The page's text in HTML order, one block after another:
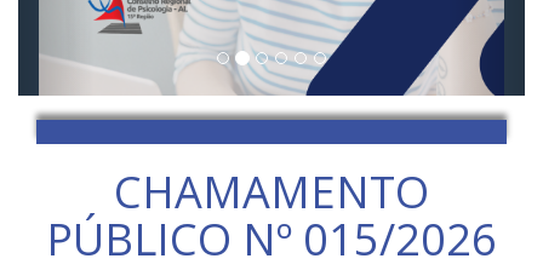
CHAMAMENTO
PÚBLICO Nº 015/2026